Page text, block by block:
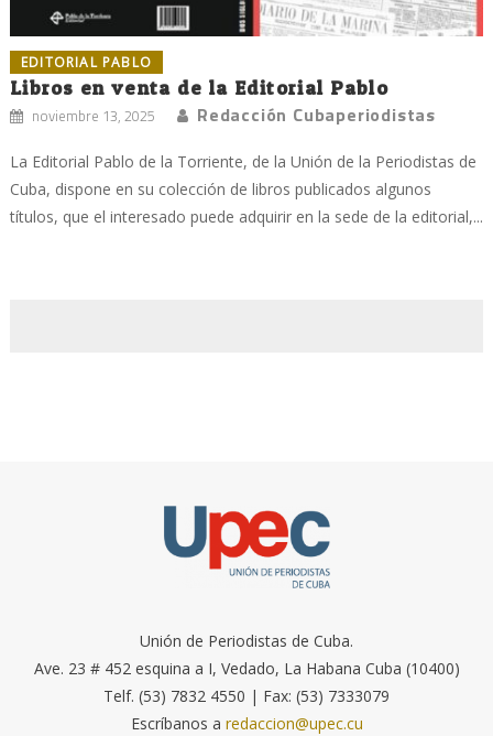
EDITORIAL PABLO
Libros en venta de la Editorial Pablo
noviembre 13, 2025 Redacción Cubaperiodistas
La Editorial Pablo de la Torriente, de la Unión de la Periodistas de
Cuba, dispone en su colección de libros publicados algunos
títulos, que el interesado puede adquirir en la sede de la editorial,...
Unión de Periodistas de Cuba.
Ave. 23 # 452 esquina a I, Vedado, La Habana Cuba (10400)
Telf. (53) 7832 4550 | Fax: (53) 7333079
Escríbanos a redaccion@upec.cu